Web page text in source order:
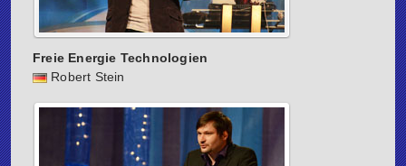
Freie Energie Technologien
Robert Stein